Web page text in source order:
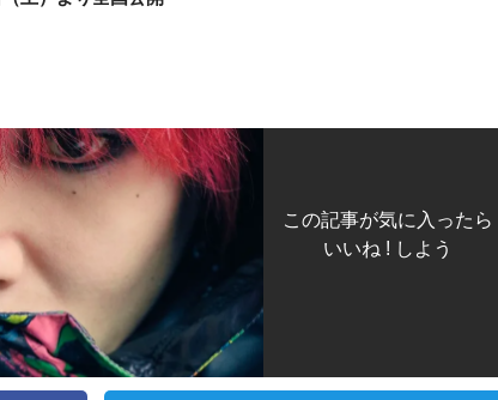
この記事が気に入ったら
いいね ! しよう